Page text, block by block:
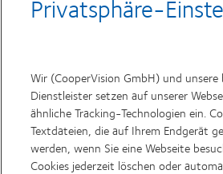
CooperVision-Produkte und
Alternativprodukte,
Gebietsleiter, neue
Produkte/Dienstleistungen/
Einladungen zur Teilnahme an
CooperVision-Produkten und
den Bildungsmaterialien zu
Privatsphäre-
Wir (CooperVision GmbH) und
Dienstleister setzen auf unserer
ähnliche Tracking-Technologien ein.
Textdateien, die auf Ihrem Endgerät
werden, wenn Sie eine Webseite
Cookies jederzeit löschen oder